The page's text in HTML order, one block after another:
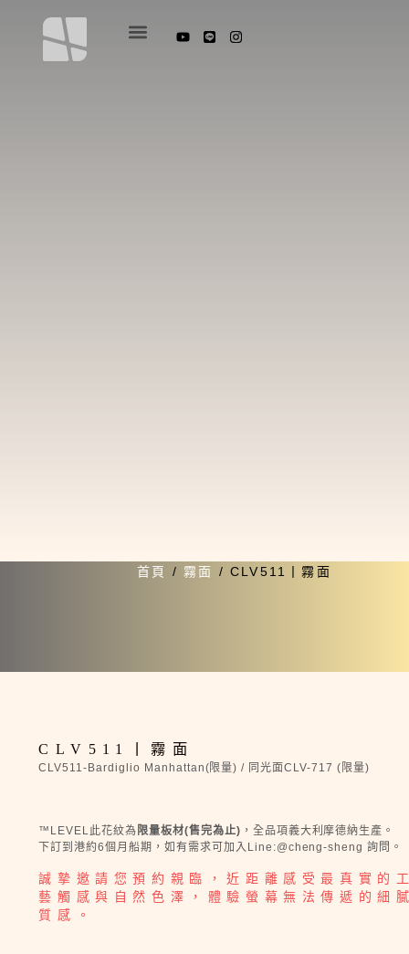
首頁 / 霧面 / CLV511丨霧面
CLV511丨霧面
CLV511-Bardiglio Manhattan(限量) / 同光面CLV-717 (限量)
™LEVEL此花紋為 限量板材(售完為止) ，全品項義大利摩德納生產。
下訂到港約6個月船期，如有需求可加入Line:@cheng-sheng 詢問。
誠摯邀請您預約親臨，近距離感受最真實的
藝觸感與自然色澤，體驗螢幕無法傳遞的細
質感。